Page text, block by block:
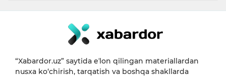
“Xabardor.uz” saytida eʼlon qilingan materiallardan
nusxa ko‘chirish, tarqatish va boshqa shakllarda